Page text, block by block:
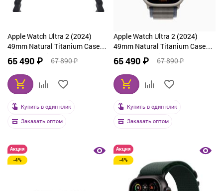
Apple Watch Ultra 2 (2024)
49mm Natural Titanium Case
with Tan Alpine Loop Small
65 490 ₽ 67 890 ₽
Купить в один клик
Заказать оптом
Apple Watch Ultra 2 (2024)
49mm Natural Titanium Case
with Black Trail Loop (M/L)
65 490 ₽ 67 890 ₽
Купить в один клик
Заказать оптом
Акция
-4%
Акция
-4%